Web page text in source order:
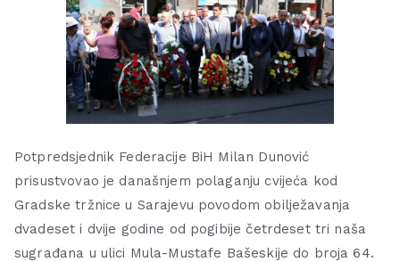
Potpredsjednik Federacije BiH Milan Dunović
prisustvovao je današnjem polaganju cvijeća kod
Gradske tržnice u Sarajevu povodom obilježavanja
dvadeset i dvije godine od pogibije četrdeset tri naša
sugrađana u ulici Mula-Mustafe Bašeskije do broja 64.